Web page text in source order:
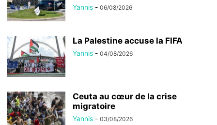
Yannis - 06/08/2026
La Palestine accuse la FIFA
Yannis - 04/08/2026
Ceuta au cœur de la crise
migratoire
Yannis - 03/08/2026